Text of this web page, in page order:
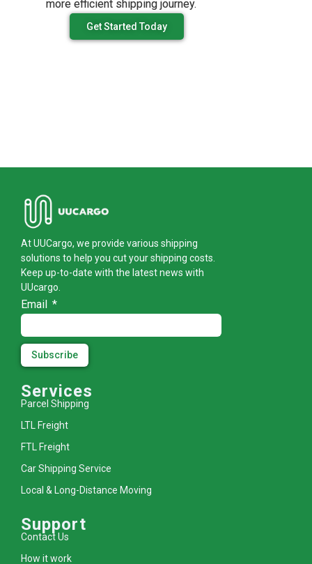
more efficient shipping journey.
Get Started Today
At UUCargo, we provide various shipping
solutions to help you cut your shipping costs.
Keep up-to-date with the latest news with
UUcargo.
Email
Subscribe
Services
Parcel Shipping
LTL Freight
FTL Freight
Car Shipping Service
Local & Long-Distance Moving
Support
Contact Us
How it work